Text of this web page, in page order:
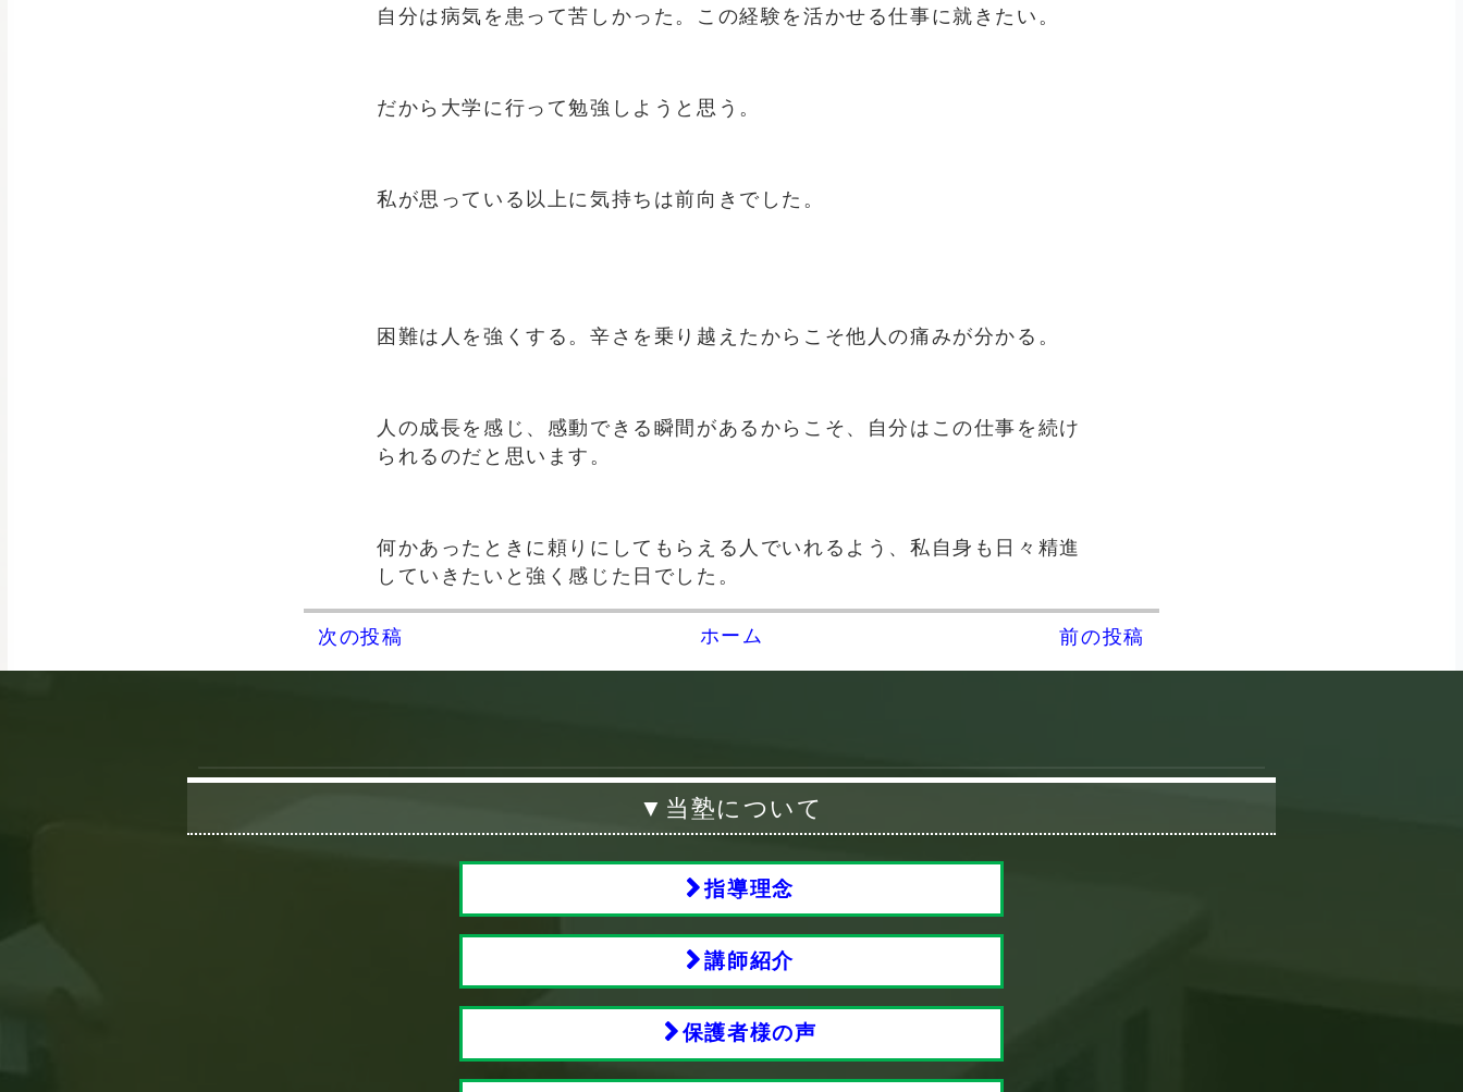
自分は病気を患って苦しかった。この経験を活かせる仕事に就きたい。
だから大学に行って勉強しようと思う。
私が思っている以上に気持ちは前向きでした。
困難は人を強くする。辛さを乗り越えたからこそ他人の痛みが分かる。
人の成長を感じ、感動できる瞬間があるからこそ、自分はこの仕事を続け
られるのだと思います。
何かあったときに頼りにしてもらえる人でいれるよう、私自身も日々精進
していきたいと強く感じた日でした。
次の投稿 前の投稿
ホーム
▼当塾について
指導理念
講師紹介
保護者様の声